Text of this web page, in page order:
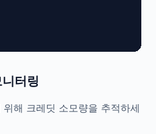
터링
해 크레딧 소모량을 추적하세